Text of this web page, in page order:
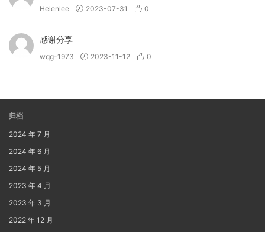
Helenlee 2023-07-31 0
感谢分享
wqg-1973 2023-11-12 0
归档
2024 年 7 月
2024 年 6 月
2024 年 5 月
2023 年 4 月
2023 年 3 月
2022 年 12 月